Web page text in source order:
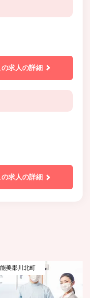
の求人の詳細
の求人の詳細
能美郡川北町